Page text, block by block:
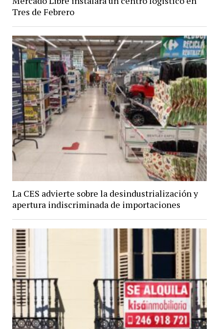
Tres de Febrero
La CES advierte sobre la desindustrialización y
apertura indiscriminada de importaciones